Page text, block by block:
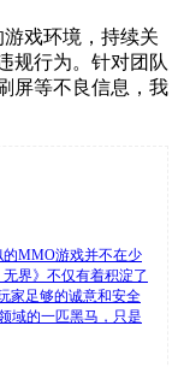
游戏环境，持续关
规行为。针对团队
屏等不良信息，我
MMO游戏并不在少
界》不仅有着积淀了
家足够的诚意和安全
域的一匹黑马，只是